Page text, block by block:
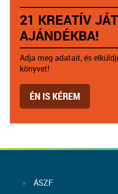
21 KREATÍV
AJÁNDÉKBA!
Adja meg adatait, és
könyvet!
ÉN IS KÉREM
ÁSZF